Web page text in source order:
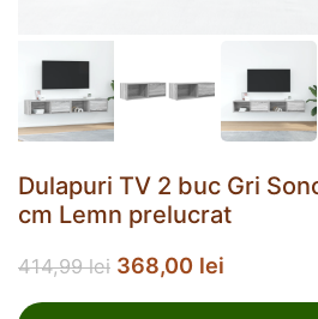
Dulapuri TV 2 buc Gri
cm Lemn prelucrat
414,99lei 368,00 lei